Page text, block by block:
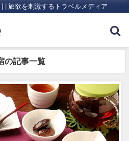
| 旅欲を刺激するトラベルメディア
の記事一覧